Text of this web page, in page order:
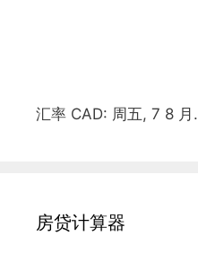
汇率 CAD: 周五, 7 8 月.
房贷计算器